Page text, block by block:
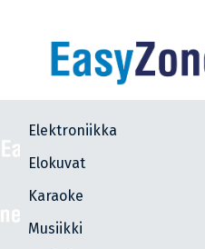
Elektroniikka
Elokuvat
Karaoke
Musiikki